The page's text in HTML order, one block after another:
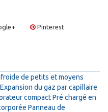
Pinterest
de petits et moyens
du gaz par capillaire
compact Pré chargé en
Panneau de